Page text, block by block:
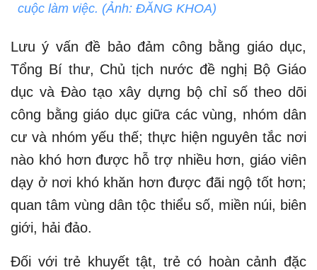
cuộc làm việc. (Ảnh: ĐĂNG KHOA)
Lưu ý vấn đề bảo đảm công bằng giáo dục,
Tổng Bí thư, Chủ tịch nước đề nghị Bộ Giáo
dục và Đào tạo xây dựng bộ chỉ số theo dõi
công bằng giáo dục giữa các vùng, nhóm dân
cư và nhóm yếu thế; thực hiện nguyên tắc nơi
nào khó hơn được hỗ trợ nhiều hơn, giáo viên
dạy ở nơi khó khăn hơn được đãi ngộ tốt hơn;
quan tâm vùng dân tộc thiểu số, miền núi, biên
giới, hải đảo.
Đối với trẻ khuyết tật, trẻ có hoàn cảnh đặc